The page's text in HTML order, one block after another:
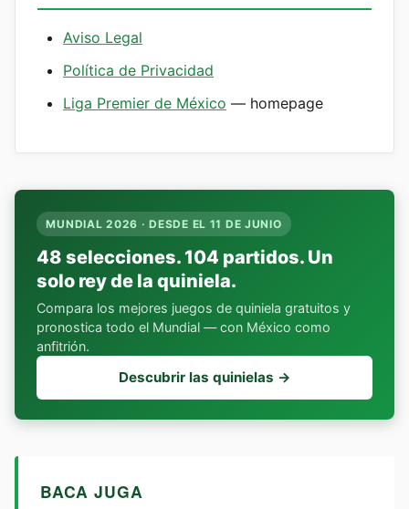
Aviso Legal
Política de Privacidad
Liga Premier de México — homepage
MUNDIAL 2026 · DESDE EL 11 DE JUNIO
48 selecciones. 104 partidos. Un
solo rey de la quiniela.
Compara los mejores juegos de quiniela gratuitos y
pronostica todo el Mundial — con México como
anfitrión.
Descubrir las quinielas →
BACA JUGA